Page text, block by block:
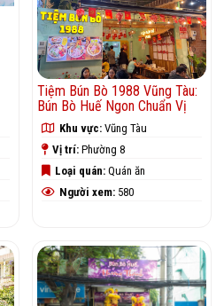
Tiệm Bún Bò 1988 Vũng Tàu:
Bún Bò Huế Ngon Chuẩn Vị
Khu vực: Vũng Tàu
Vị trí: Phường 8
Loại quán: Quán ăn
Người xem: 580